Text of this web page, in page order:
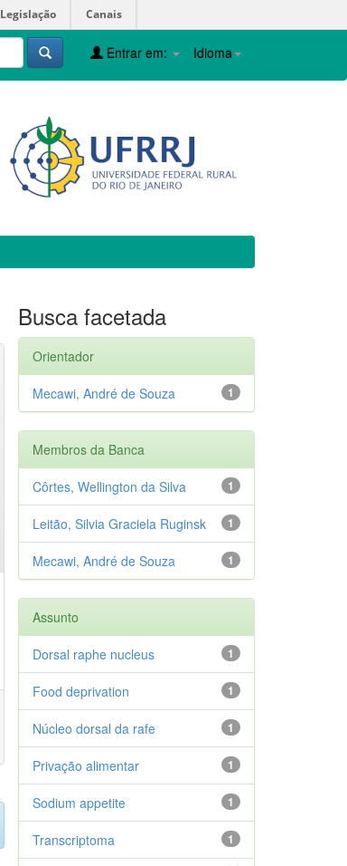
Legislação Canais
Idioma
Entrar em:
Busca facetada
Orientador
1
Mecawi, André de Souza
Membros da Banca
1
Côrtes, Wellington da Silva
1
Leitão, Silvia Graciela Ruginsk
1
Mecawi, André de Souza
Assunto
1
Dorsal raphe nucleus
1
Food deprivation
1
Núcleo dorsal da rafe
1
Privação alimentar
1
Sodium appetite
1
Transcriptoma